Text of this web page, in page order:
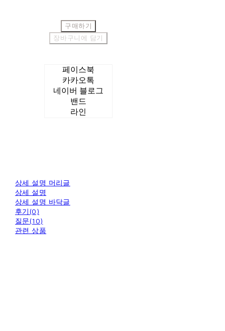
구매하기
장바구니에 담기
페이스북
카카오톡
네이버 블로그
밴드
라인
상세 설명 머리글
상세 설명
상세 설명 바닥글
후기(0)
질문(10)
관련 상품